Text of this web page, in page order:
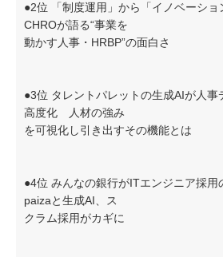
●2位 「制度運用」から「イノベーシ
CHROが語る“事業を
動かす人事・HRBP”の面白さ
●3位 タレントパレットの生成AIが人事
高度化 人材の強み
を可視化し引き出すその機能とは
●4位 みんなの銀行がITエンジニア採
paizaと生成AI、ス
クラム採用がカギに